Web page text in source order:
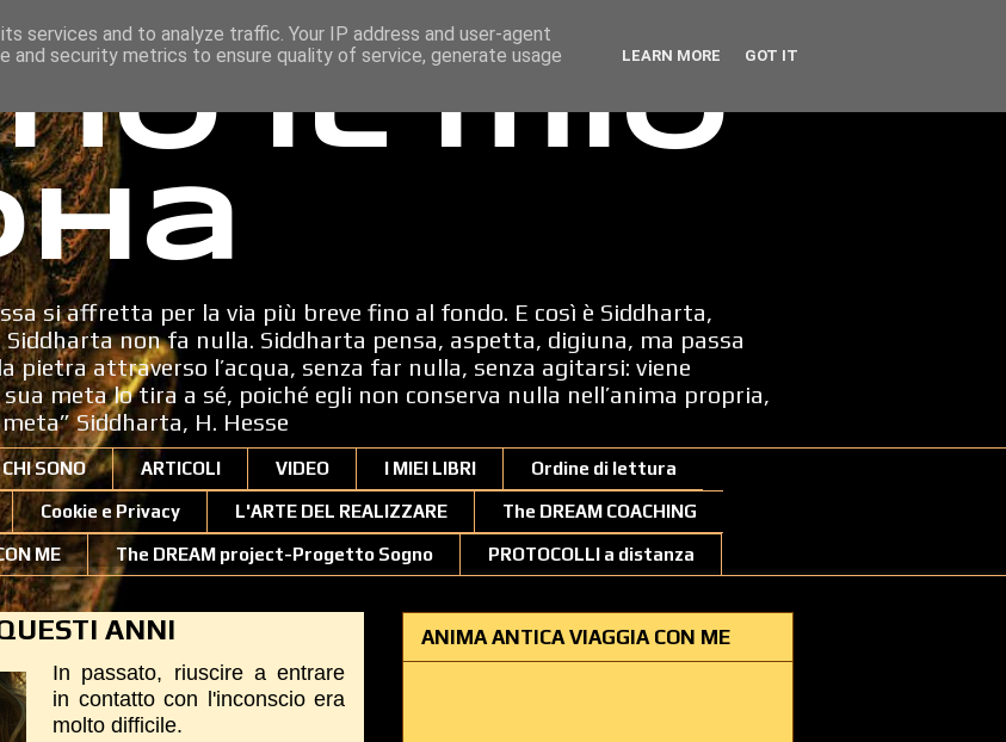
il mio
si affretta per la via più breve fino al fondo. E così è Siddharta,
non fa nulla. Siddharta pensa, aspetta, digiuna, ma passa
pietra attraverso l’acqua, senza far nulla, senza agitarsi: viene
meta lo tira a sé, poiché egli non conserva nulla nell’anima propria,
Siddharta, H. Hesse
CHI SONO ARTICOLI VIDEO I MIEI LIBRI Ordine di lettura
Cookie e Privacy L'ARTE DEL REALIZZARE The DREAM COACHING
ME The DREAM project-Progetto Sogno PROTOCOLLI a distanza
ANNI
In passato, riuscire a entrare
in contatto con l'inconscio era
molto difficile.
ANIMA ANTICA VIAGGIA CON ME
services and to analyze traffic. Your IP address and user-agent
and security metrics to ensure quality of service, generate usage
LEARN MORE GOT IT